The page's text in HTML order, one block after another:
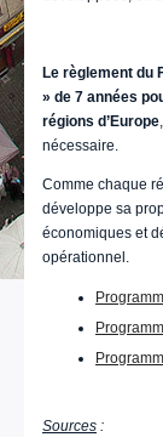
Le règlement du
» de 7 années
régions d’Europe
nécessaire.
Comme chaque
développe sa
économiques et
opérationnel.
Sources :